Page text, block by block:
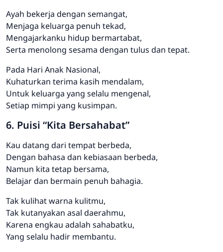
Ayah bekerja dengan semangat,
Menjaga keluarga penuh tekad,
Mengajarkanku hidup bermartabat,
Serta menolong sesama dengan tulus dan tepat.
Pada Hari Anak Nasional,
Kuhaturkan terima kasih mendalam,
Untuk keluarga yang selalu mengenal,
Setiap mimpi yang kusimpan.
6. Puisi “Kita Bersahabat”
Kau datang dari tempat berbeda,
Dengan bahasa dan kebiasaan berbeda,
Namun kita tetap bersama,
Belajar dan bermain penuh bahagia.
Tak kulihat warna kulitmu,
Tak kutanyakan asal daerahmu,
Karena engkau adalah sahabatku,
Yang selalu hadir membantu.